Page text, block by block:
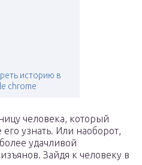
историю в
chrome
человека, который
узнать. Или наоборот,
удачливой
Зайдя к человеку в